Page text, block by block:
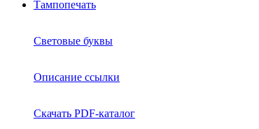
Тампопечать
Световые буквы
Описание ссылки
Скачать PDF-каталог